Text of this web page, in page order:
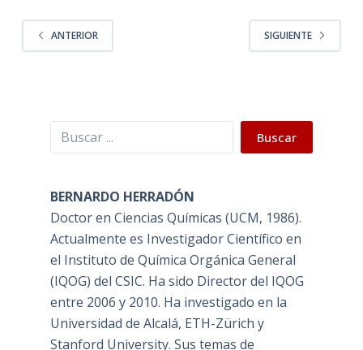
ANTERIOR SIGUIENTE
Buscar Buscar
BERNARDO HERRADÓN
Doctor en Ciencias Químicas (UCM, 1986).
Actualmente es Investigador Científico en
el Instituto de Química Orgánica General
(IQOG) del CSIC. Ha sido Director del IQOG
entre 2006 y 2010. Ha investigado en la
Universidad de Alcalá, ETH-Zürich y
Stanford University. Sus temas de